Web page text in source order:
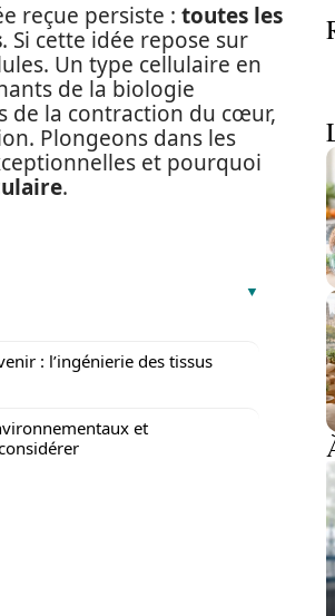
reçue persiste : toutes les
. Si cette idée repose sur
Un type cellulaire en
de la biologie
de la contraction du cœur,
Plongeons dans les
et pourquoi
.
: l’ingénierie des tissus
et